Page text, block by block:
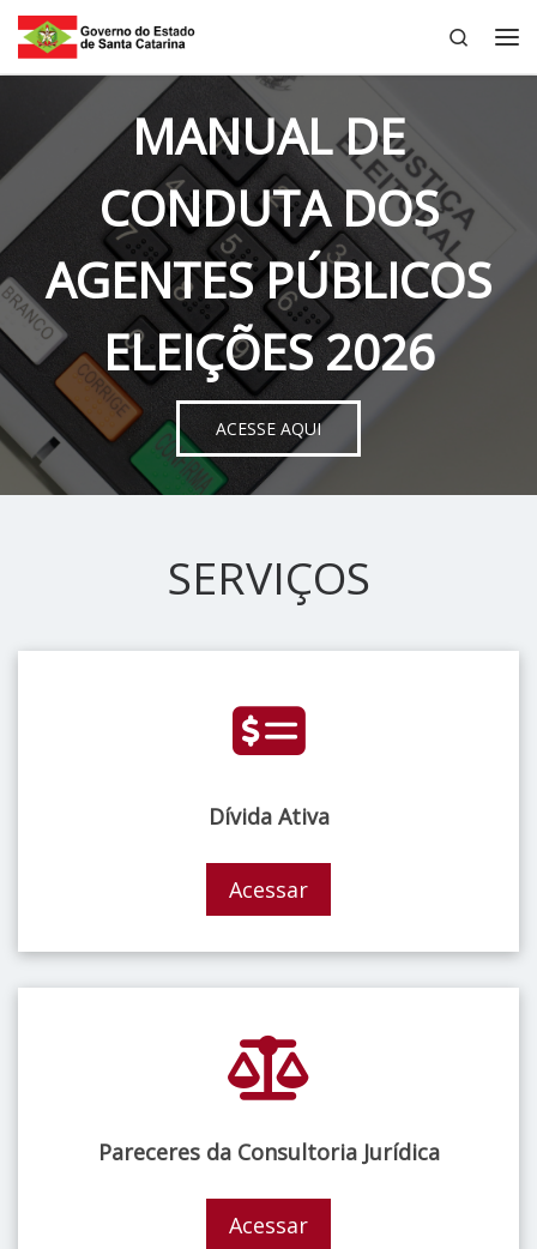
Skip to content
Search
MANUAL DE
CONDUTA DOS
AGENTES PÚBLICOS
ELEIÇÕES 2026
ACESSE AQUI
SERVIÇOS
Dívida Ativa
Acessar
Pareceres da Consultoria Jurídica
Acessar